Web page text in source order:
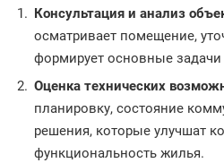
Консультация и анализ
осматривает помещение,
формирует основные задачи
Оценка технических
планировку, состояние
решения, которые улучшат
функциональность жилья.